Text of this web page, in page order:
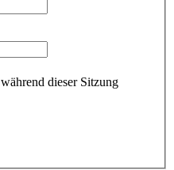
dieser Sitzung